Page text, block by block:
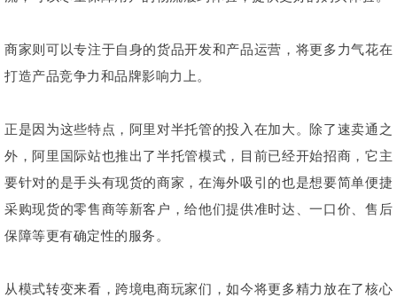
商家则可以专注于自身的货品开发和产品运营，将更多力气花在
打造产品竞争力和品牌影响力上。
正是因为这些特点，阿里对半托管的投入在加大。除了速卖通之
外，阿里国际站也推出了半托管模式，目前已经开始招商，它主
要针对的是手头有现货的商家，在海外吸引的也是想要简单便捷
采购现货的零售商等新客户，给他们提供准时达、一口价、售后
保障等更有确定性的服务。
从模式转变来看，跨境电商玩家们，如今将更多精力放在了核心